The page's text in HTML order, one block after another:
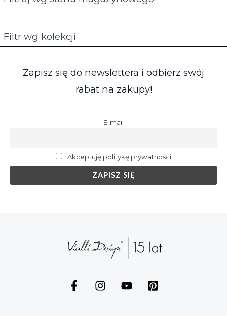
Filtr wg kolekcji
Zapisz się do newslettera i odbierz swój
rabat na zakupy!
E-mail
Akceptuję politykę prywatności